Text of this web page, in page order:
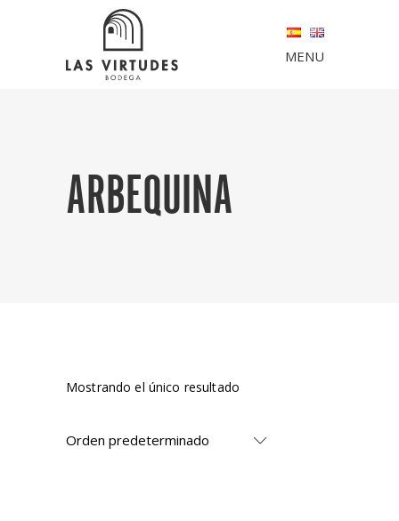
MENU
ARBEQUINA
Mostrando el único resultado
Orden predeterminado